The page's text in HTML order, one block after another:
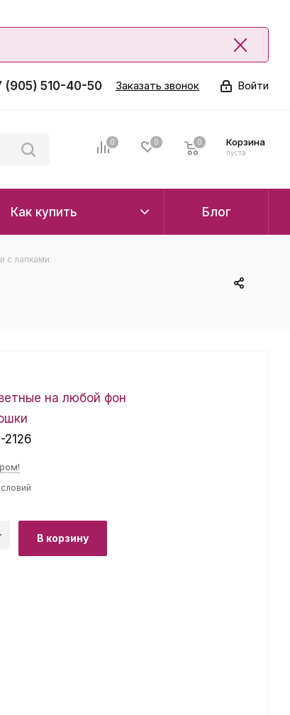
Войти
(905) 510-40-50 Заказать звонок
0 0 Корзина
0
пуста
0
Как купить Блог
с лапками
на любой фон
2126
В корзину